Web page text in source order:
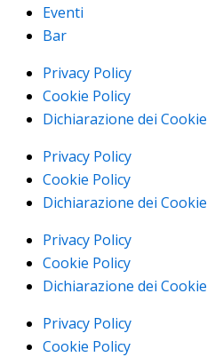
Eventi
Bar
Privacy Policy
Cookie Policy
Dichiarazione dei Cookie
Privacy Policy
Cookie Policy
Dichiarazione dei Cookie
Privacy Policy
Cookie Policy
Dichiarazione dei Cookie
Privacy Policy
Cookie Policy